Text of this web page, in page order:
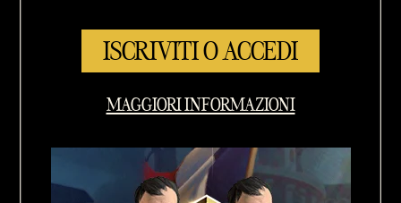
ISCRIVITI O ACCEDI
MAGGIORI INFORMAZIONI